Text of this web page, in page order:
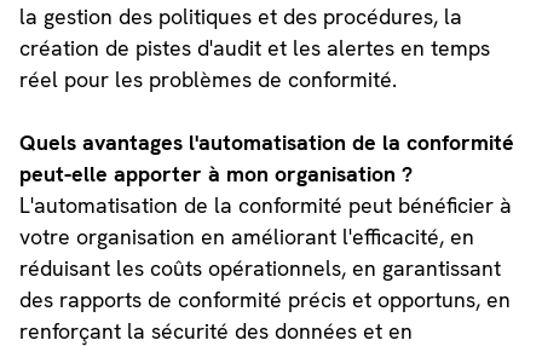
la gestion des politiques et des procédures, la
création de pistes d'audit et les alertes en temps
réel pour les problèmes de conformité.
Quels avantages l'automatisation de la conformité
peut-elle apporter à mon organisation ?
L'automatisation de la conformité peut bénéficier à
votre organisation en améliorant l'efficacité, en
réduisant les coûts opérationnels, en garantissant
des rapports de conformité précis et opportuns, en
renforçant la sécurité des données et en